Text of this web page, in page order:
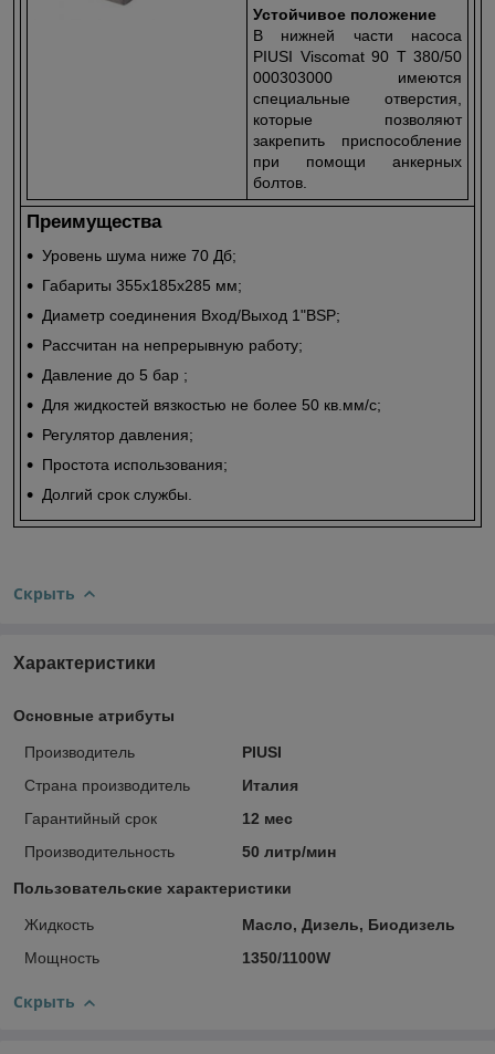
Устойчивое положение
В нижней части насоса
PIUSI Viscomat 90 T 380/50
000303000 имеются
специальные отверстия,
которые позволяют
закрепить приспособление
при помощи анкерных
болтов.
Преимущества
Уровень шума ниже 70 Дб;
Габариты 355х185х285 мм;
Диаметр соединения Вход/Выход 1"BSP;
Рассчитан на непрерывную работу;
Давление до 5 бар ;
Для жидкостей вязкостью не более 50 кв.мм/с;
Регулятор давления;
Простота использования;
Долгий срок службы.
Скрыть
Характеристики
Основные атрибуты
Производитель
PIUSI
Страна производитель
Италия
Гарантийный срок
12 мес
Производительность
50 литр/мин
Пользовательские характеристики
Жидкость
Масло, Дизель, Биодизель
Мощность
1350/1100W
Скрыть